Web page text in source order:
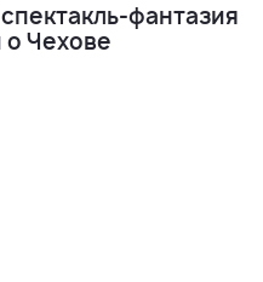
фантазия
Чехове